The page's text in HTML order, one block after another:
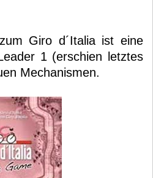
Giro d´Italia ist eine
1 (erschien letztes
Mechanismen.